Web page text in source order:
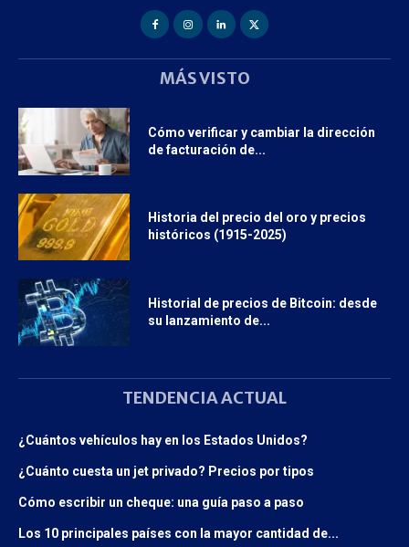
MÁS VISTO
Cómo verificar y cambiar la dirección
de facturación de...
Historia del precio del oro y precios
históricos (1915-2025)
Historial de precios de Bitcoin: desde
su lanzamiento de...
TENDENCIA ACTUAL
¿Cuántos vehículos hay en los Estados Unidos?
¿Cuánto cuesta un jet privado? Precios por tipos
Cómo escribir un cheque: una guía paso a paso
Los 10 principales países con la mayor cantidad de...